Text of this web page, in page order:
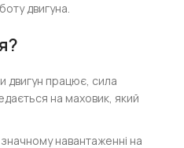
двигуна.
двигун працює, сила
на маховик, який
навантаженні на